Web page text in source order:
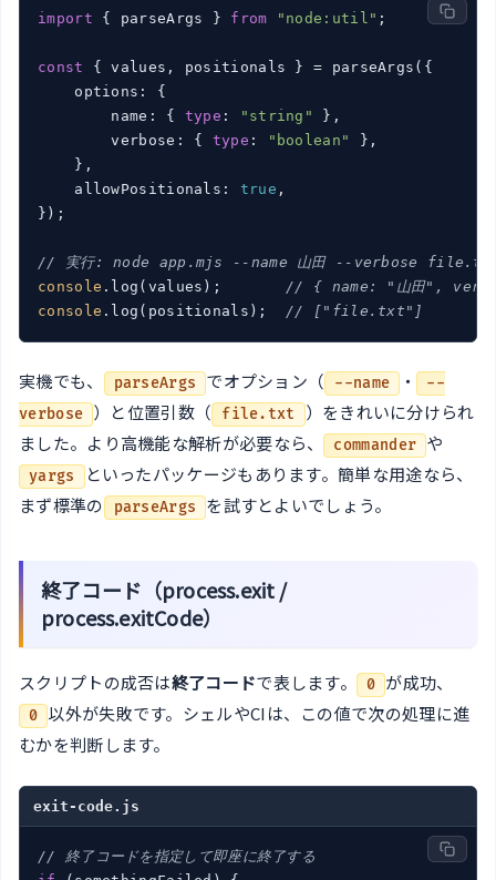
import { parseArgs } from "node:util" ;
const { values, positionals } = parseArgs({
    options: {
        name: {
type : "string"
},
        verbose: {
type : "boolean"
},
    },
    allowPositionals:
true ,
});
// 実行: node app.mjs --name 山田 --verbose
console .log(values); // { name: "山田",
console .log(positionals); // ["file.txt"]
実機でも、 parseArgs でオプション（ --name ・ --
verbose
）と位置引数（ file.txt
）をきれいに分けられ
ました。より高機能な解析が必要なら、 commander や
yargs
といったパッケージもあります。簡単な用途なら、
まず標準の
parseArgs を試すとよいでしょう。
終了コード（process.exit /
process.exitCode）
スクリプトの成否は終了コードで表します。 0 が成功、
0
以外が失敗です。シェルやCIは、この値で次の処理に進
むかを判断します。
exit-code.js
// 終了コードを指定して即座に終了する